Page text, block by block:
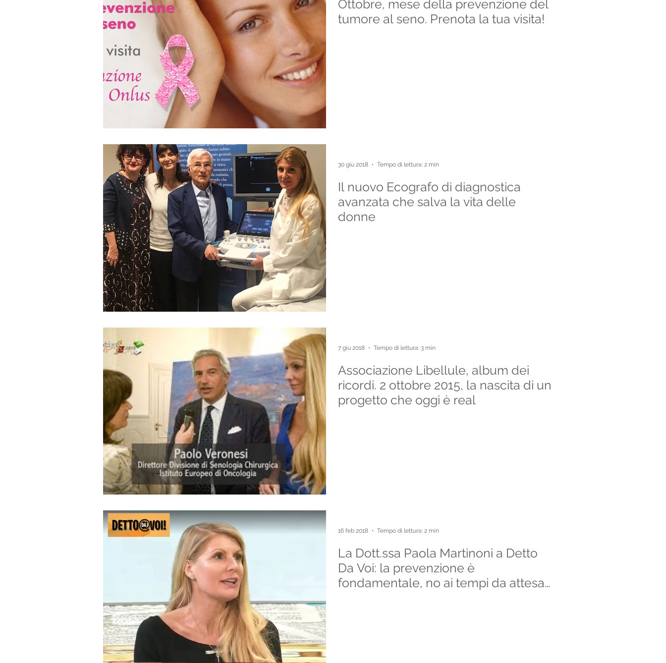
Ottobre, mese della prevenzione del
tumore al seno. Prenota la tua visita!
Il nuovo Ecografo di diagnostica
avanzata che salva la vita delle
donne
30 giu 2018 Tempo di lettura: 2 min
Associazione Libellule, album dei
ricordi. 2 ottobre 2015, la nascita di un
progetto che oggi è real
7 giu 2018 Tempo di lettura: 3 min
La Dott.ssa Paola Martinoni a Detto
Da Voi: la prevenzione è
fondamentale, no ai tempi da attesa
16 feb 2018 Tempo di lettura: 2 min